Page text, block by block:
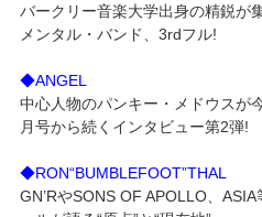
バークリー音楽大学出身の精鋭が
メンタル・バンド、3rdフル!
◆ANGEL
中心人物のパンキー・メドウス
月号から続くインタビュー第2弾!
◆RON“BUMBLEFOOT”THAL
GN’RやSONS OF APOLLO、